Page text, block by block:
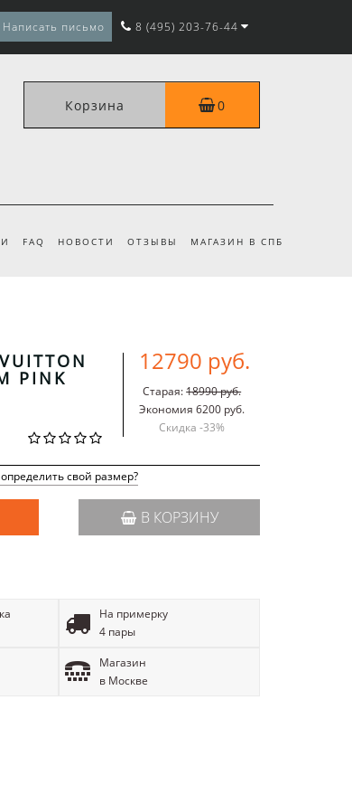
Написать письмо 8 (495) 203-76-44
Корзина 0
FAQ НОВОСТИ ОТЗЫВЫ МАГАЗИН В СПБ
PINK
12790 руб.
Старая:18990 руб.
Экономия 6200 руб.
Скидка -33%
свой размер?
В КОРЗИНУ
На примерку
4 пары
Магазин
в Москве